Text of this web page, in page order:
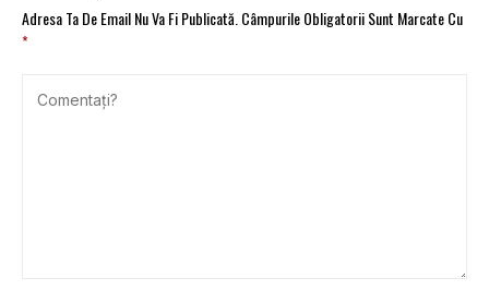
Adresa Ta De Email Nu Va Fi Publicată.Câmpurile Obligatorii Sunt Marcate Cu
*